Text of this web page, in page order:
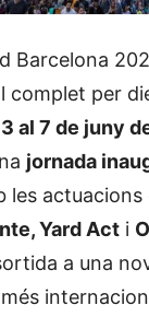
Barcelona
complet per
3 al 7 de juny
jornada
les actuacions
Yard Act i
a una